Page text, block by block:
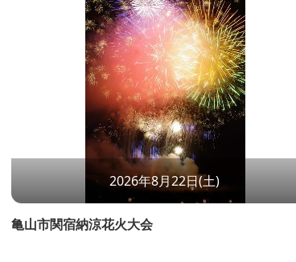
2026年8月22日(土)
亀山市関宿納涼花火大会